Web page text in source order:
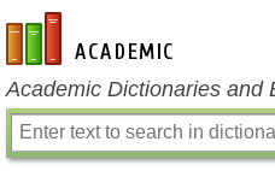
en-academic.com
Academic Dictionaries and